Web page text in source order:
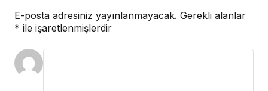
E-posta adresiniz yayınlanmayacak. Gerekli alanlar
* ile işaretlenmişlerdir